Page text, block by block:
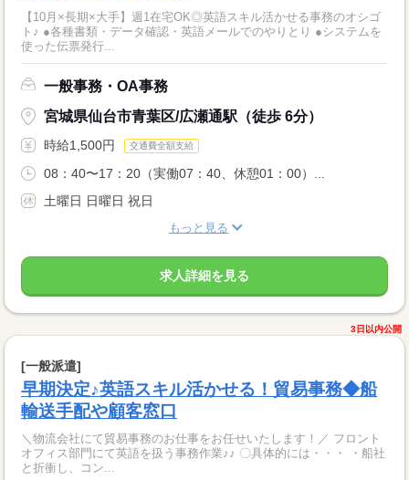
【10月×長期×大手】週1在宅OK◎英語スキル活かせる事務のオシゴ
ト♪ ●各種書類・データ確認・英語メールでのやりとり ●システムを
使った伝票発行...
一般事務・OA事務
宮城県仙台市青葉区/広瀬通駅（徒歩 6分）
時給1,500円 交通費全額支給
08：40〜17：20（実働07：40、休憩01：00）...
土曜日 日曜日 祝日
もっと見る
求人詳細を見る
3日以内公開
[一般派遣]
早期決定♪英語スキル活かせる！貿易事務◆船
輸送手配や顧客窓口
＼物流会社にて貿易事務のお仕事をお任せいたします！／ フロント
オフィス部門にて英語を扱う事務作業♪♪ 〇具体的には・・・ ・船社
と折衝し、コン...